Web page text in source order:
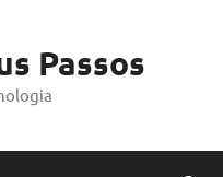
Passos